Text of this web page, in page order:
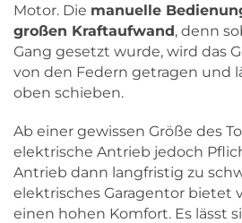
Motor. Die manuelle
großen Kraftaufwand, denn
Gang gesetzt wurde, wird das
von den Federn getragen und
oben schieben.
Ab einer gewissen Größe des
elektrische Antrieb jedoch
Antrieb dann langfristig zu
elektrisches Garagentor bietet
einen hohen Komfort. Es lässt